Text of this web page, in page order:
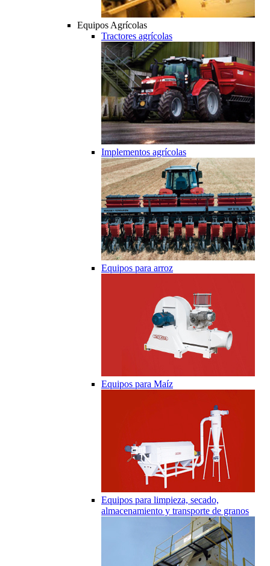
Equipos Agrícolas
Tractores agrícolas
Implementos agrícolas
Equipos para arroz
Equipos para Maíz
Equipos para limpieza, secado,
almacenamiento y transporte de granos